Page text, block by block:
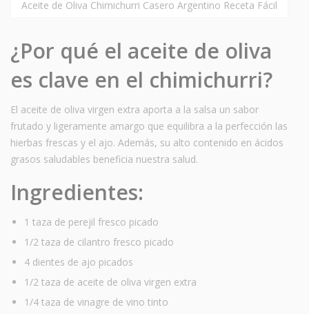
Aceite de Oliva Chimichurri Casero Argentino Receta Fácil
¿Por qué el aceite de oliva
es clave en el chimichurri?
El aceite de oliva virgen extra aporta a la salsa un sabor
frutado y ligeramente amargo que equilibra a la perfección las
hierbas frescas y el ajo. Además, su alto contenido en ácidos
grasos saludables beneficia nuestra salud.
Ingredientes:
1 taza de perejil fresco picado
1/2 taza de cilantro fresco picado
4 dientes de ajo picados
1/2 taza de aceite de oliva virgen extra
1/4 taza de vinagre de vino tinto